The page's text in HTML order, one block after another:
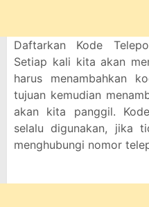
Daftarkan Kode
Setiap kali kita akan
harus menambahkan
tujuan kemudian
akan kita panggil.
selalu digunakan, jika
menghubungi nomor